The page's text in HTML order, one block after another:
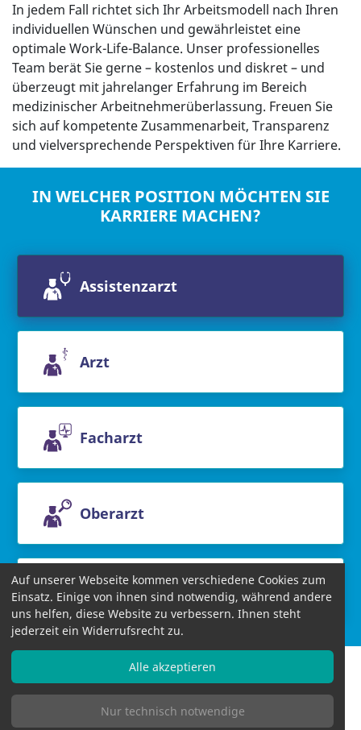
In jedem Fall richtet sich Ihr Arbeitsmodell nach Ihren
individuellen Wünschen und gewährleistet eine
optimale Work-Life-Balance. Unser professionelles
Team berät Sie gerne – kostenlos und diskret – und
überzeugt mit jahrelanger Erfahrung im Bereich
medizinischer Arbeitnehmerüberlassung. Freuen Sie
sich auf kompetente Zusammenarbeit, Transparenz
und vielversprechende Perspektiven für Ihre Karriere.
IN WELCHER POSITION MÖCHTEN SIE
KARRIERE MACHEN?
Assistenzarzt
Arzt
Facharzt
Oberarzt
Chefarzt
AGB Datenschutzbestimmungen
Auf unserer Webseite kommen verschiedene Cookies zum
Einsatz. Einige von ihnen sind notwendig, während andere
uns helfen, diese Website zu verbessern. Ihnen steht
jederzeit ein Widerrufsrecht zu.
Nur technisch notwendige
Alle akzeptieren